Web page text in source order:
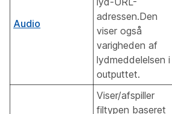
Audio
adressen.Den
viser også
varigheden af
lydmeddelelsen i
outputtet.
Viser/afspiller
filtypen baseret